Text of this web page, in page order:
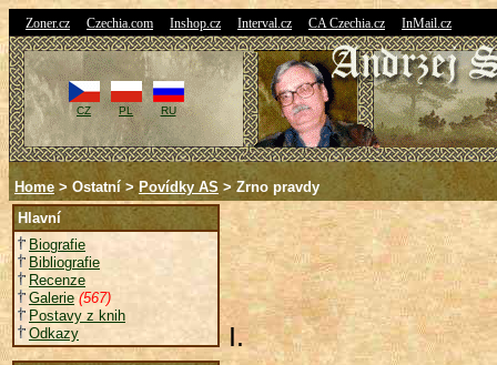
Zoner.cz Czechia.com Inshop.cz Interval.cz CA Czechia.cz InMail.cz
CZ PL RU
Home > Ostatní > Povídky AS > Zrno pravdy
Hlavní
Biografie
Bibliografie
Recenze
Galerie (567)
Postavy z knih
Odkazy
I.